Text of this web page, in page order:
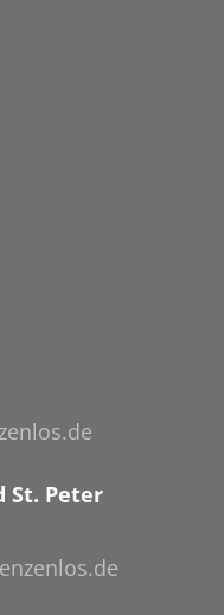
St. Peter